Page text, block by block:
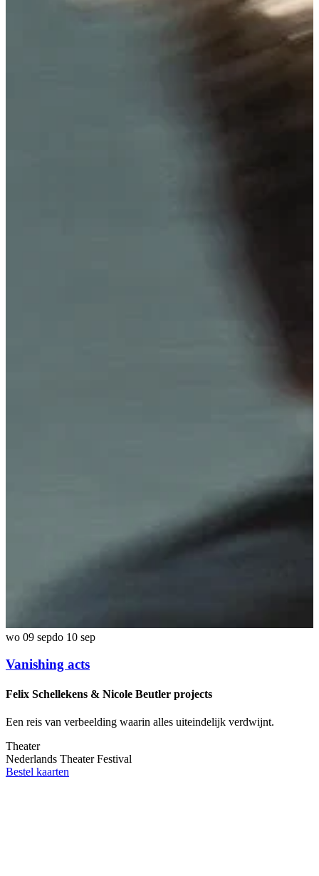
wo 09 sepdo 10 sep
Vanishing acts
Felix Schellekens & Nicole Beutler projects
Een reis van verbeelding waarin alles uiteindelijk verdwijnt.
Theater
Nederlands Theater Festival
Bestel kaarten